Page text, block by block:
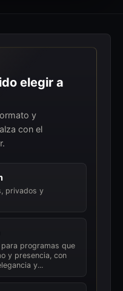
elegir a
y
con el
privados y
programas que
y presencia, con
y...